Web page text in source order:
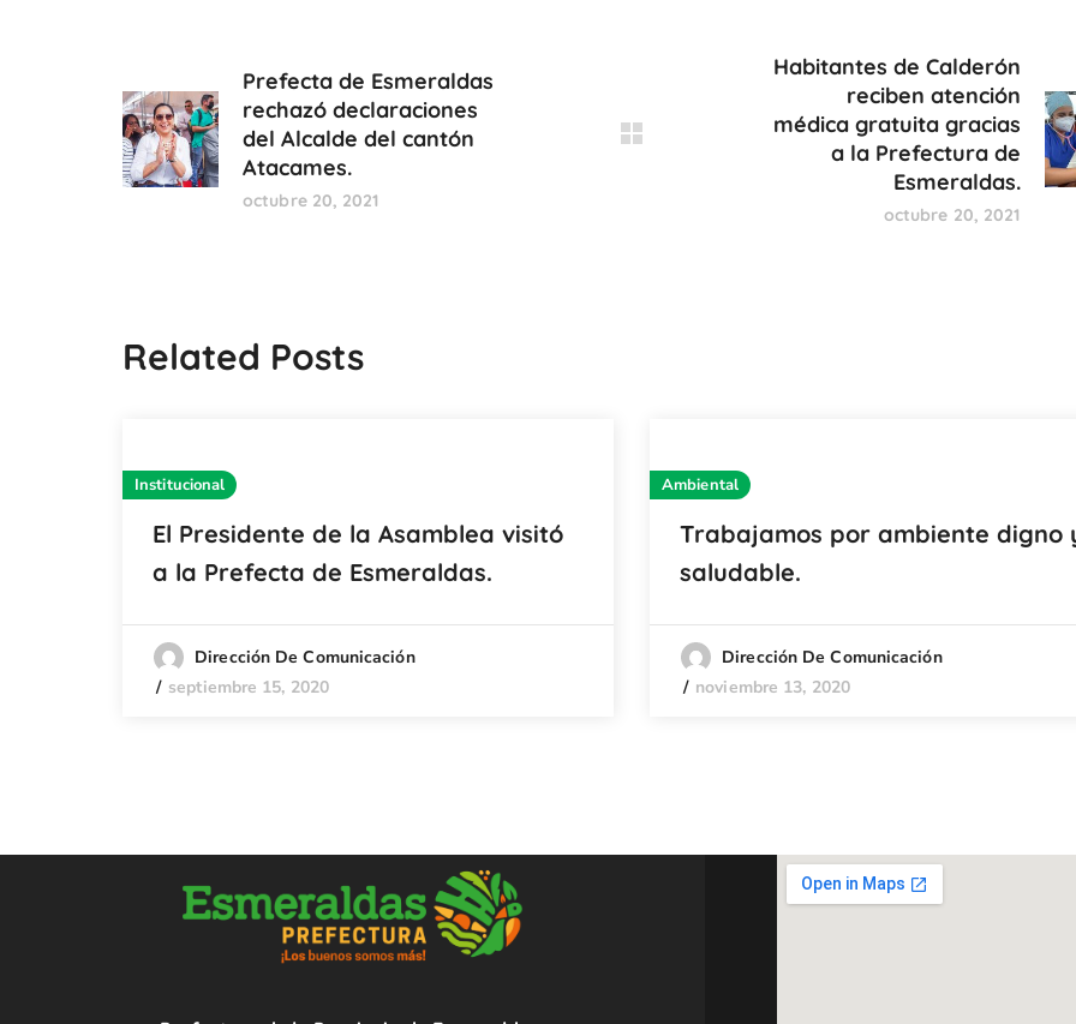
Prefecta de Esmeraldas
rechazó declaraciones
del Alcalde del cantón
Atacames.
octubre 20, 2021
Habitantes de Calderón
reciben atención
médica gratuita gracias
a la Prefectura de
Esmeraldas.
octubre 20, 2021
Related Posts
Institucional
El Presidente de la Asamblea visitó
a la Prefecta de Esmeraldas.
Dirección De Comunicación
septiembre 15, 2020
Ambiental
Trabajamos por ambiente digno
saludable.
Dirección De Comunicación
noviembre 13, 2020